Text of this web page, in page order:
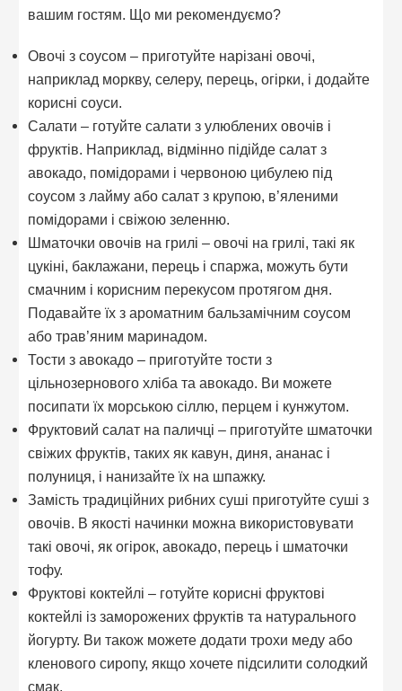
вашим гостям. Що ми рекомендуємо?
Овочі з соусом – приготуйте нарізані овочі,
наприклад моркву, селеру, перець, огірки, і додайте
корисні соуси.
Салати – готуйте салати з улюблених овочів і
фруктів. Наприклад, відмінно підійде салат з
авокадо, помідорами і червоною цибулею під
соусом з лайму або салат з крупою, в’яленими
помідорами і свіжою зеленню.
Шматочки овочів на грилі – овочі на грилі, такі як
цукіні, баклажани, перець і спаржа, можуть бути
смачним і корисним перекусом протягом дня.
Подавайте їх з ароматним бальзамічним соусом
або трав’яним маринадом.
Тости з авокадо – приготуйте тости з
цільнозернового хліба та авокадо. Ви можете
посипати їх морською сіллю, перцем і кунжутом.
Фруктовий салат на паличці – приготуйте шматочки
свіжих фруктів, таких як кавун, диня, ананас і
полуниця, і нанизайте їх на шпажку.
Замість традиційних рибних суші приготуйте суші з
овочів. В якості начинки можна використовувати
такі овочі, як огірок, авокадо, перець і шматочки
тофу.
Фруктові коктейлі – готуйте корисні фруктові
коктейлі із заморожених фруктів та натурального
йогурту. Ви також можете додати трохи меду або
кленового сиропу, якщо хочете підсилити солодкий
смак.